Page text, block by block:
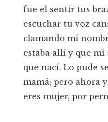
fue el sentir tus
escuchar tu voz
clamando mí
estaba allí y que mi
que nací. Lo pude
mamá; pero ahora
eres mujer, por